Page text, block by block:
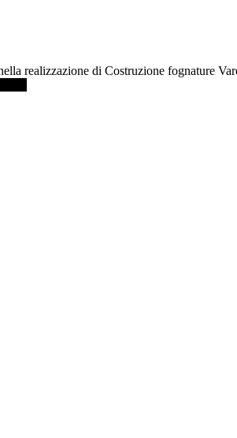
realizzazione di Costruzione fognature